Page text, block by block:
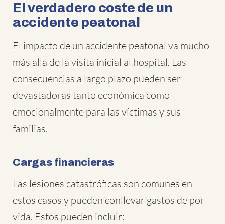
El verdadero coste de un
accidente peatonal
El impacto de un accidente peatonal va mucho
más allá de la visita inicial al hospital. Las
consecuencias a largo plazo pueden ser
devastadoras tanto económica como
emocionalmente para las víctimas y sus
familias.
Cargas financieras
Las lesiones catastróficas son comunes en
estos casos y pueden conllevar gastos de por
vida. Estos pueden incluir: